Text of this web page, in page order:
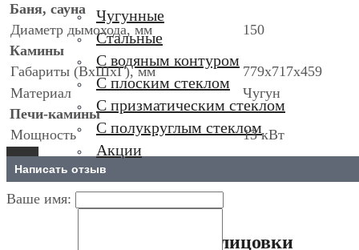
Чугунные
Стальные
С водяным контуром
С плоским стеклом
С призматическим стеклом
С полукруглым стеклом
Акции
Порталы, облицовки
Баня, сауна
Диаметр дымохода, мм
150
Камины
Габариты (ВхШхГ), мм
779х717х459
Материал
Чугун
Печи-камины
Мощность
13 кВт
Написать отзыв
Ваше имя: